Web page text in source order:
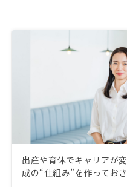
出産や育休でキャリアが
成の“仕組み”を作っておき